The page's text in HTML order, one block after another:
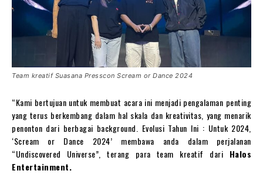
Team kreatif Suasana Presscon Scream or Dance 2024
“Kami bertujuan untuk membuat acara ini menjadi pengalaman penting
yang terus berkembang dalam hal skala dan kreativitas, yang menarik
penonton dari berbagai background. Evolusi Tahun Ini : Untuk 2024,
‘Scream or Dance 2024’ membawa anda dalam perjalanan
“Undiscovered Universe”, terang para team kreatif dari Halos
Entertainment.